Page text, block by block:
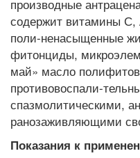
производные
содержит витамины
поли-ненасыщенные
фитонциды,
май» масло
противовоспали-
спазмолитическими,
ранозаживляющими
Показания к